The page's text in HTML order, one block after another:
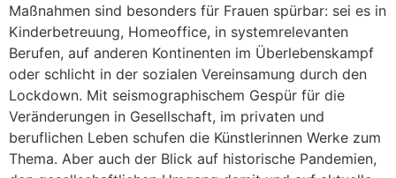
Maßnahmen sind besonders für Frauen spürbar: sei es in
Kinderbetreuung, Homeoffice, in systemrelevanten
Berufen, auf anderen Kontinenten im Überlebenskampf
oder schlicht in der sozialen Vereinsamung durch den
Lockdown. Mit seismographischem Gespür für die
Veränderungen in Gesellschaft, im privaten und
beruflichen Leben schufen die Künstlerinnen Werke zum
Thema. Aber auch der Blick auf historische Pandemien,